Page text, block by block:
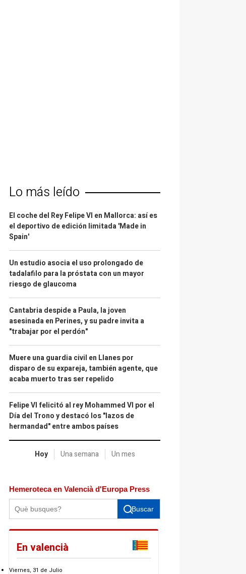
Lo más leído
El coche del Rey Felipe VI en Mallorca: así es
el deportivo de edición limitada 'Made in
Spain'
Un estudio asocia el uso prolongado de
tadalafilo para la próstata con un mayor
riesgo de glaucoma
Cantabria despide a Paula, la joven
asesinada en Perines, y su padre invita a
"trabajar por el perdón"
Muere una guardia civil en Llanes por
disparo de su expareja, también agente, que
acaba muerto tras ser repelido
Felipe VI felicitó al rey Mohammed VI por el
Día del Trono y destacó los "lazos de
hermandad" entre ambos países
Hoy Una semana Un mes
Hemeroteca en Valencià d'Europa Press
Buscar
En valencià
Viernes, 31 de Julio